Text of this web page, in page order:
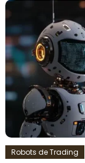
Robots de Trading